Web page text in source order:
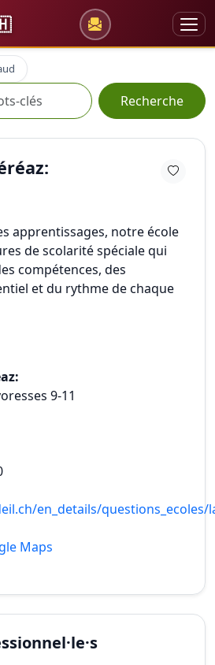
Recherche
apprentissages, notre école
de scolarité spéciale qui
compétences, des
et du rythme de chaque
9-11
en_details/
Maps